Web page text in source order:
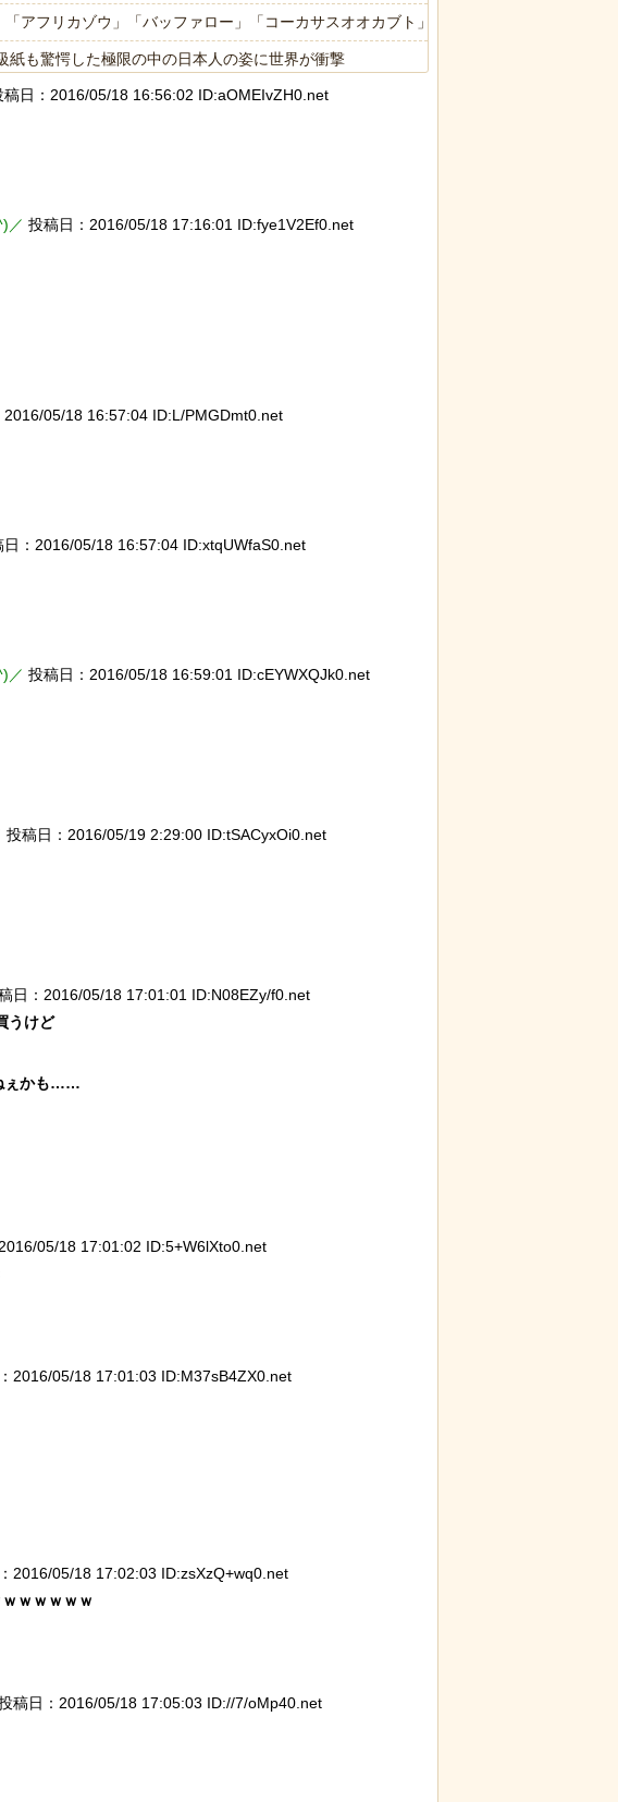
アフリカゾウ」「バッファロー」「コーカサスオオカブト」
も驚愕した極限の中の日本人の姿に世界が衝撃
も驚愕した極限の中の日本人の姿に世界が衝撃
稿日：2016/05/18 16:56:02 ID:aOMEIvZH0.net
／ 投稿日：2016/05/18 17:16:01 ID:fye1V2Ef0.net
2016/05/18 16:57:04 ID:L/PMGDmt0.net
日：2016/05/18 16:57:04 ID:xtqUWfaS0.net
／ 投稿日：2016/05/18 16:59:01 ID:cEYWXQJk0.net
投稿日：2016/05/19 2:29:00 ID:tSACyxOi0.net
日：2016/05/18 17:01:01 ID:N08EZy/f0.net
うけど
ぇかも……
05/18 17:01:02 ID:5+W6lXto0.net
2016/05/18 17:01:03 ID:M37sB4ZX0.net
2016/05/18 17:02:03 ID:zsXzQ+wq0.net
ｗｗｗｗｗ
稿日：2016/05/18 17:05:03 ID://7/oMp40.net